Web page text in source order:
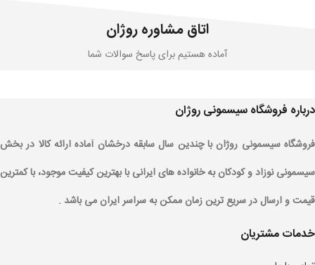
اتاق مشاوره روژان
آماده هستیم برای پاسخ سوالات شما
درباره فروشگاه سیسمونی روژان
فروشگاه سیسمونی روژان با چندین سال سابقه درخشان آماده ارائه کالا در بخش
سیسمونی نوزاد و کودکان به خانواده های ایرانی با بهترین کیفیت موجود، با کمترین
قیمت و ارسال در سریع ترین زمان ممکن به سراسر ایران می باشد .
خدمات مشتریان